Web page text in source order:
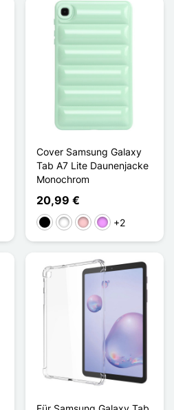
Cover Samsung Galaxy
Tab A7 Lite Daunenjacke
Monochrom
20,99 €
Schwarz
WeißPinkHellviolett
+2